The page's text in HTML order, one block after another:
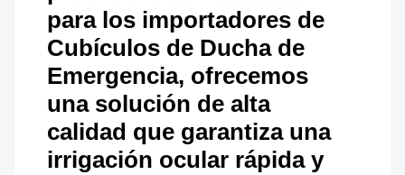
para los importadores de
Cubículos de Ducha de
Emergencia, ofrecemos
una solución de alta
calidad que garantiza una
irrigación ocular rápida y